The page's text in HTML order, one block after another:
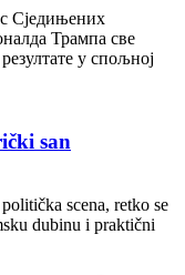
Сједињених
Трампа све
у спољној
san
scena, retko se
dubinu i praktični